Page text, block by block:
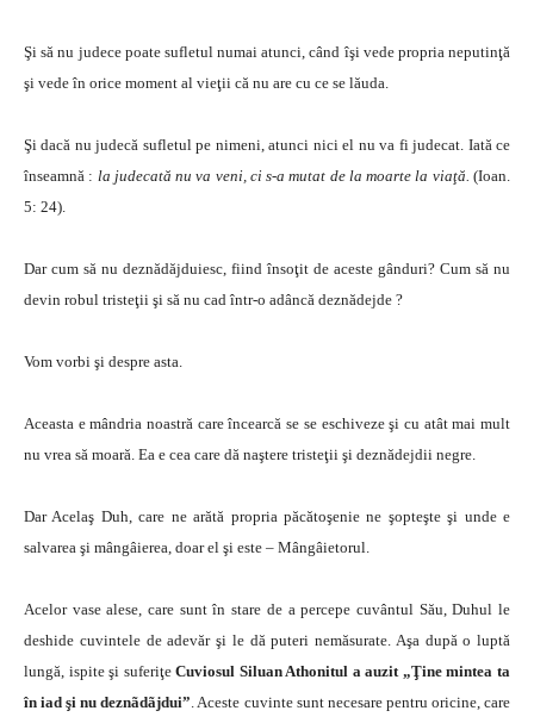
Şi să nu judece poate sufletul numai atunci, când îşi vede propria neputinţă
şi vede în orice moment al vieţii că nu are cu ce se lăuda.
Şi dacă nu judecă sufletul pe nimeni, atunci nici el nu va fi judecat. Iată ce
înseamnă : la judecată nu va veni, ci s-a mutat de la moarte la viaţă. (Ioan.
5: 24).
Dar cum să nu deznădăjduiesc, fiind însoţit de aceste gânduri? Cum să nu
devin robul tristeţii şi să nu cad într-o adâncă deznădejde ?
Vom vorbi şi despre asta.
Aceasta e mândria noastră care încearcă se se eschiveze şi cu atât mai mult
nu vrea să moară. Ea e cea care dă naştere tristeţii şi deznădejdii negre.
Dar Acelaş Duh, care ne arătă propria păcătoşenie ne şopteşte şi unde e
salvarea şi mângâierea, doar el şi este – Mângâietorul.
Acelor vase alese, care sunt în stare de a percepe cuvântul Său, Duhul le
deshide cuvintele de adevăr şi le dă puteri nemăsurate. Aşa după o luptă
lungă, ispite şi suferiţeCuviosul Siluan Athonitul a auzit „Ţine mintea ta
în iad şi nu deznãdãjdui”. Aceste cuvinte sunt necesare pentru oricine, care